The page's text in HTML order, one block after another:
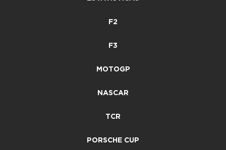
F2
F3
MOTOGP
NASCAR
TCR
PORSCHE CUP